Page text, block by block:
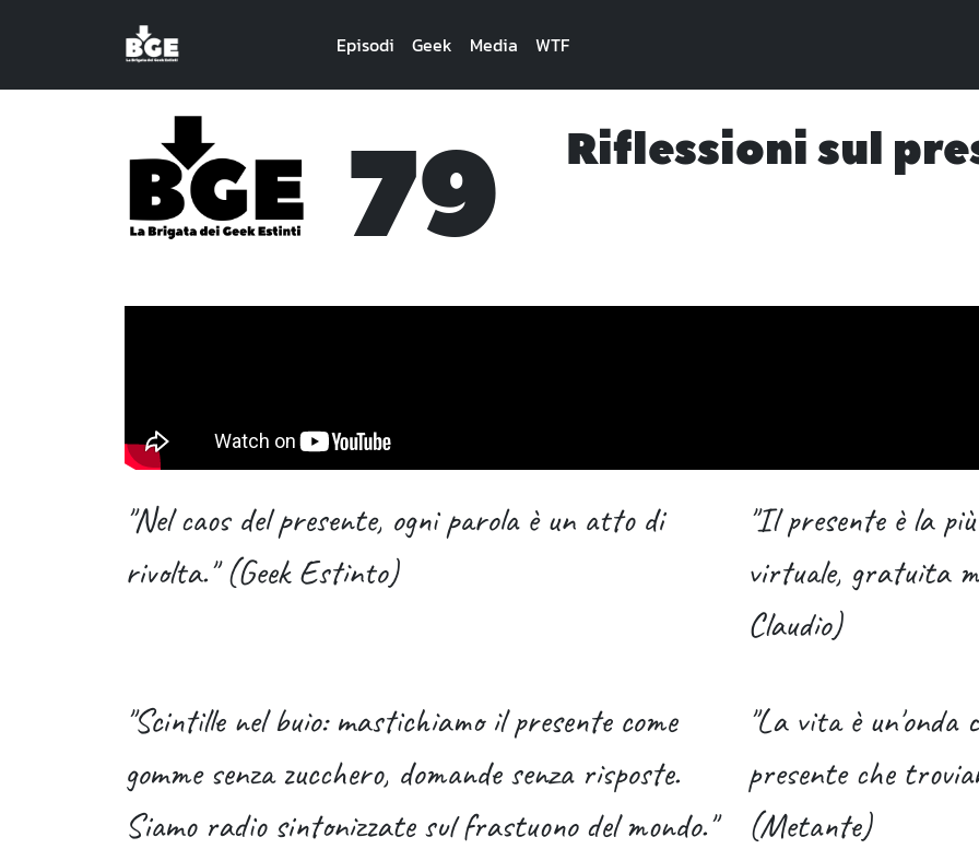
Episodi Geek Media WTF
79 Riflessioni sul
"Nel caos del presente, ogni parola è un atto di
rivolta." (Geek Estinto)
"Il presente è la
virtuale, gratuita
Claudio)
"Scintille nel buio: mastichiamo il presente come
gomme senza zucchero, domande senza risposte.
Siamo radio sintonizzate sul frastuono del mondo."
"La vita è un'onda
presente che
(Metante)